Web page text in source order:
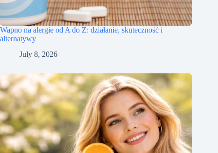
Wapno na alergie od A do Z: działanie, skuteczność i
alternatywy
July 8, 2026